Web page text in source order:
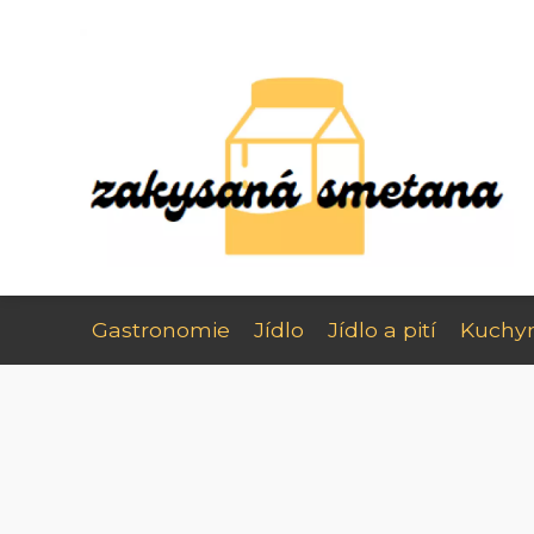
Gastronomie Jídlo Jídlo a pití